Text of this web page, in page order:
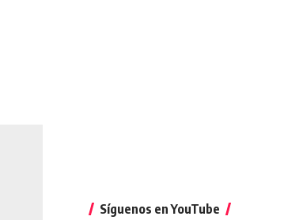
Síguenos en YouTube